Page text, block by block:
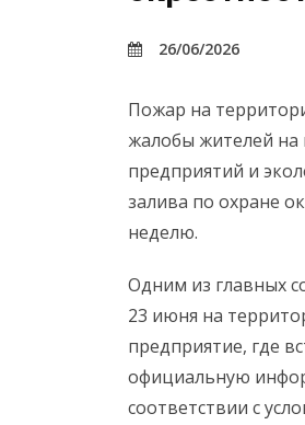
26/06/2026
Пожар на
жалобы жителей
предприятий и
залива по охране
неделю.
Одним из главных
23 июня на
предприятие, где
официальную
соответствии с